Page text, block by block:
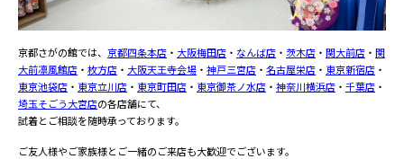
京都さがの館では、 京都四条本店 ・ 大阪梅田店 ・ なんば店 ・ 茨木店 ・ 関大前店 ・ 関
大前凛風館店 ・ 枚方店 ・ 大阪天王寺会場 ・ 神戸三宮店 ・ 名古屋栄店 ・ 東京新宿店 ・
東京池袋店 ・ 東京立川店 ・ 東京町田店 ・ 東京御茶ノ水店 ・ 神奈川横浜店 ・ 千葉店 ・
埼玉そごう大宮店の各店舗にて、
試着とご相談を随時承っております。
ご友人様やご家族様とご一緒のご来店も大歓迎でございます。